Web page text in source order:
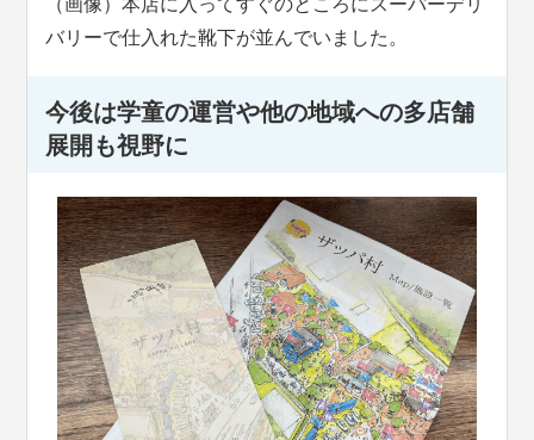
（画像）本店に入ってすぐのところにスーパーデリ
バリーで仕入れた靴下が並んでいました。
今後は学童の運営や他の地域への多店舗
展開も視野に